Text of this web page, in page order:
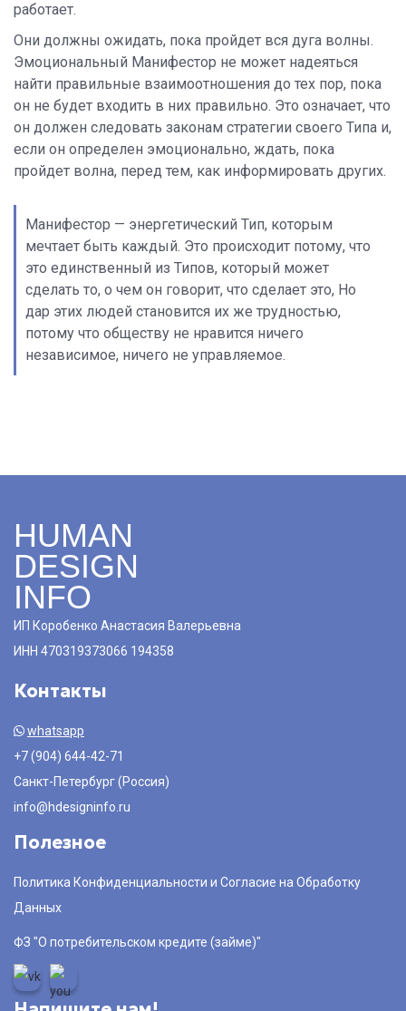
работает.
Они должны ожидать, пока пройдет вся дуга волны.
Эмоциональный Манифестор не может надеяться
найти правильные взаимоотношения до тех пор, пока
он не будет входить в них правильно. Это означает, что
он должен следовать законам стратегии своего Типа и,
если он определен эмоционально, ждать, пока
пройдет волна, перед тем, как информировать других.
Манифестор — энергетический Тип, которым
мечтает быть каждый. Это происходит потому, что
это единственный из Типов, который может
сделать то, о чем он говорит, что сделает это, Но
дар этих людей становится их же трудностью,
потому что обществу не нравится ничего
независимое, ничего не управляемое.
HUMAN
DESIGN
INFO
ИП Коробенко Анастасия Валерьевна
ИНН 470319373066 194358
Контакты
whatsapp
+7 (904) 644-42-71
Санкт-Петербург (Россия)
info@hdesigninfo.ru
Полезное
Политика Конфиденциальности и Согласие на Обработку
Данных
ФЗ "О потребительском кредите (займе)"